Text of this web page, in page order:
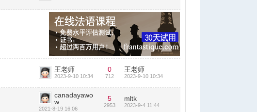
王老师
2023-9-10 10:34
0
712
王老师
2023-9-10 10:34
canadayawo
w
2021-8-19 16:06
5
2953
mltk
2023-9-4 11:44